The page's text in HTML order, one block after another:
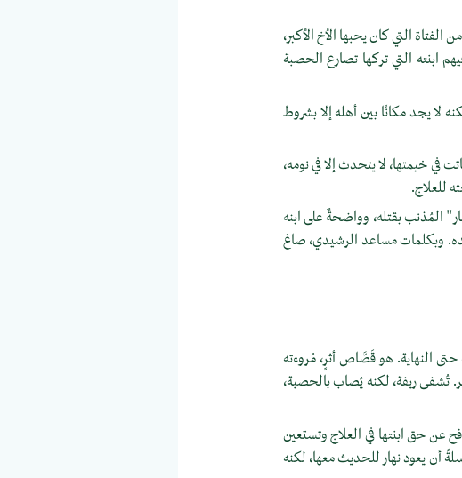
التي كان يحبها الأخ الأكبر،
ابنته التي تركها تصارع الحصبة
لا يجد مكانًا بين أهله إلا بشروط
في خيمتها، لا يتحدث إلا في نومه،
للعلاج.
المُذنب بقتله، وواضحةٌ على ابنه
وبكلمات مساعد الرشيدي، صاغ
النهاية. هو قَصَّاص أثرٍ، مُروءته
تُشفى ريفة، لكنه يُصاب بالحصبة،
عن حق ابنتها في العلاج وتستعين
أن يعود نهار للحديث معها، لكنه